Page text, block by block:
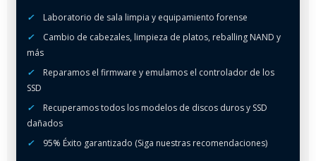
✓
Laboratorio de sala limpia y equipamiento forense
✓
Cambio de cabezales, limpieza de platos, reballing NAND y
más
✓
Reparamos el firmware y emulamos el controlador de los
SSD
✓
Recuperamos todos los modelos de discos duros y SSD
dañados
✓
95% Éxito garantizado (Siga nuestras recomendaciones)